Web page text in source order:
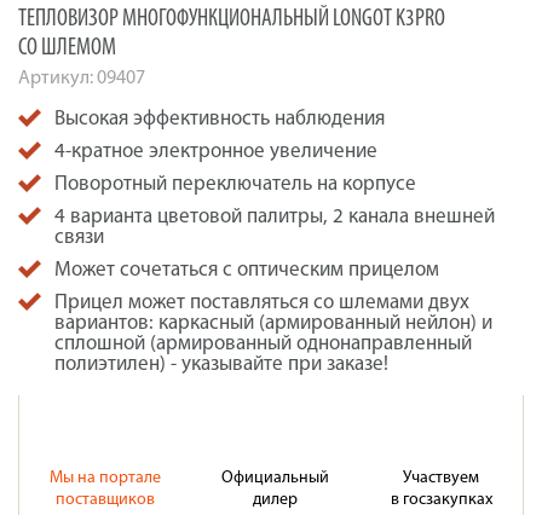
ТЕПЛОВИЗОР МНОГОФУНКЦИОНАЛЬНЫЙ LONGOT K3PRO
СО ШЛЕМОМ
Артикул:09407
Высокая эффективность наблюдения
4-кратное электронное увеличение
Поворотный переключатель на корпусе
4 варианта цветовой палитры, 2 канала внешней
связи
Может сочетаться с оптическим прицелом
Прицел может поставляться со шлемами двух
вариантов: каркасный (армированный нейлон) и
сплошной (армированный однонаправленный
полиэтилен) - указывайте при заказе!
Мы на портале
поставщиков
Официальный
дилер
Участвуем
в госзакупках